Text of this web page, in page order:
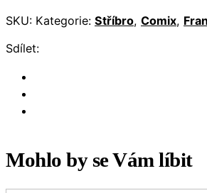
SKU: Kategorie: Stříbro, Comix,
Sdílet:
Mohlo by se Vám líbit